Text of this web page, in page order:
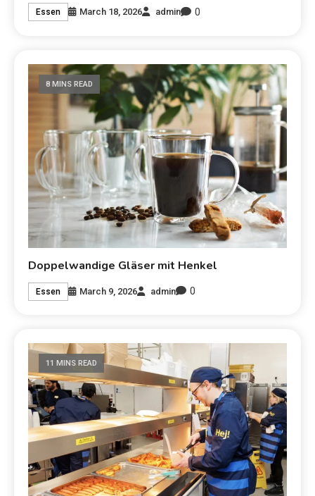
Essen March 18, 2026 admin 0
8 MINS READ
Doppelwandige Gläser mit Henkel
Essen March 9, 2026 admin 0
11 MINS READ